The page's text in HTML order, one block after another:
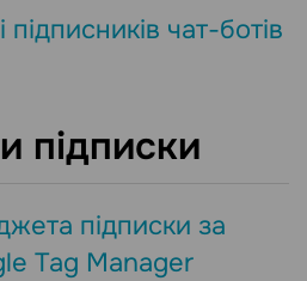
чат-ботів
підписки
підписки за
Tag Manager